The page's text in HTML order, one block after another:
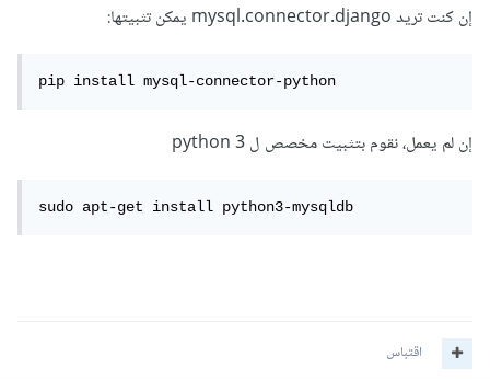
إن كنت تريد mysql.connector.django يمكن تثبيتها:
pip install mysql-connector-python
إن لم يعمل، نقوم بتثبيت مخصص ل python 3
sudo apt-get install python3-mysqldb
اقتباس